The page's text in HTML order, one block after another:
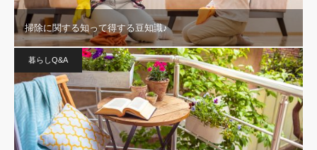
掃除に関する知って得する豆知識♪
暮らしQ&A